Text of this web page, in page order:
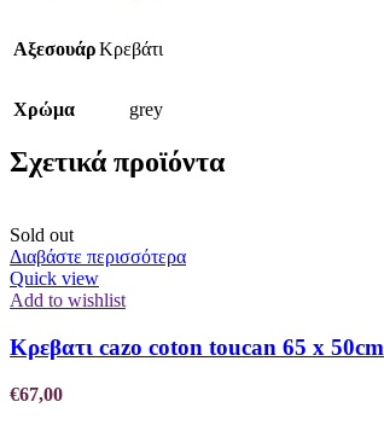
ΑξεσουάρΚρεβάτι
Χρώμα grey
Σχετικά προϊόντα
Sold out
Διαβάστε περισσότερα
Quick view
Add to wishlist
Κρεβατι cazo coton toucan 65 x 50cm
€67,00